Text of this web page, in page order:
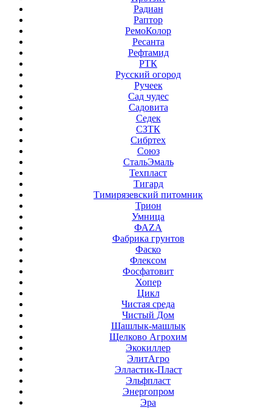
Радиан
Раптор
РемоКолор
Ресанта
Рефтамид
РТК
Русский огород
Ручеек
Сад чудес
Садовита
Седек
СЗТК
Сибртех
Союз
СтальЭмаль
Техпласт
Тигард
Тимирязевский питомник
Трион
Умница
ФАZА
Фабрика грунтов
Фаско
Флексом
Фосфатовит
Хопер
Цикл
Чистая среда
Чистый Дом
Шашлык-машлык
Щелково Агрохим
Экокиллер
ЭлитАгро
Элластик-Пласт
Эльфпласт
Энергопром
Эра